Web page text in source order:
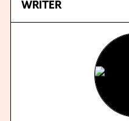
WRITER